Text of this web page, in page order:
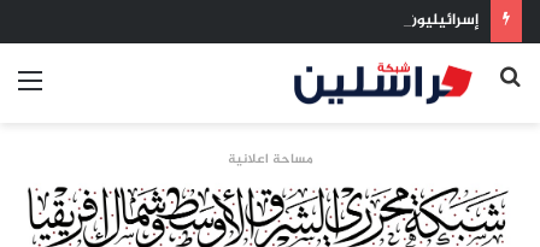
إسرائيليون غادروا بلا رجعة: اخترنا الهجرة لنعيش بلا خوف
بحث
مساحة اعلانية